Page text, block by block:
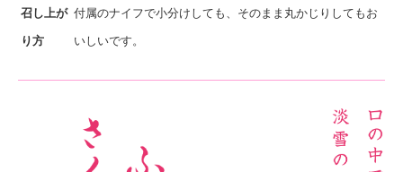
召し上が
り方
付属のナイフで小分けしても、そのまま丸かじりしてもお
いしいです。